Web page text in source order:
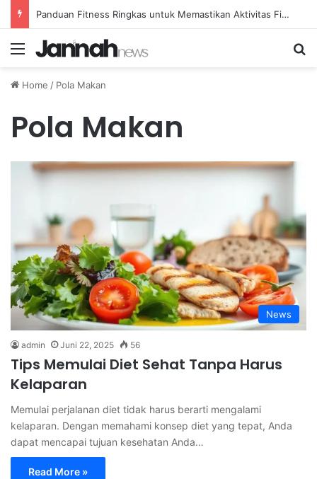
Panduan Fitness Ringkas untuk Memastikan Aktivitas Fisik Anda Tetap Konsisten
Menu
Home / Pola Makan
Pola Makan
News
admin Juni 22, 2025 56
Tips Memulai Diet Sehat Tanpa Harus
Kelaparan
Memulai perjalanan diet tidak harus berarti mengalami
kelaparan. Dengan memahami konsep diet yang tepat, Anda
dapat mencapai tujuan kesehatan Anda…
Read More »